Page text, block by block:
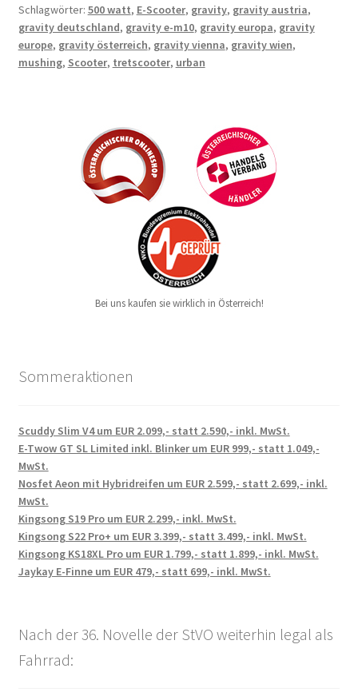
Schlagwörter: 500 watt, E-Scooter, gravity, gravity austria,
gravity deutschland, gravity e-m10, gravity europa, gravity
europe, gravity österreich, gravity vienna, gravity wien,
mushing, Scooter, tretscooter, urban
Bei uns kaufen sie wirklich in Österreich!
Sommeraktionen
Scuddy Slim V4 um EUR 2.099,- statt 2.590,- inkl. MwSt.
E-Twow GT SL Limited inkl. Blinker um EUR 999,- statt 1.049,-
MwSt.
Nosfet Aeon mit Hybridreifen um EUR 2.599,- statt 2.699,- inkl.
MwSt.
Kingsong S19 Pro um EUR 2.299,- inkl. MwSt.
Kingsong S22 Pro+ um EUR 3.399,- statt 3.499,- inkl. MwSt.
Kingsong KS18XL Pro um EUR 1.799,- statt 1.899,- inkl. MwSt.
Jaykay E-Finne um EUR 479,- statt 699,- inkl. MwSt.
Nach der 36. Novelle der StVO weiterhin legal als
Fahrrad: